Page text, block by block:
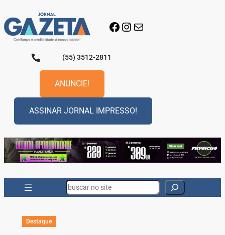
para
o
conteúdo
Facebook
Instagram
E-mail
(55) 3512-2811
ANUNCIE!
ASSINAR JORNAL IMPRESSO!
Search
Destaque